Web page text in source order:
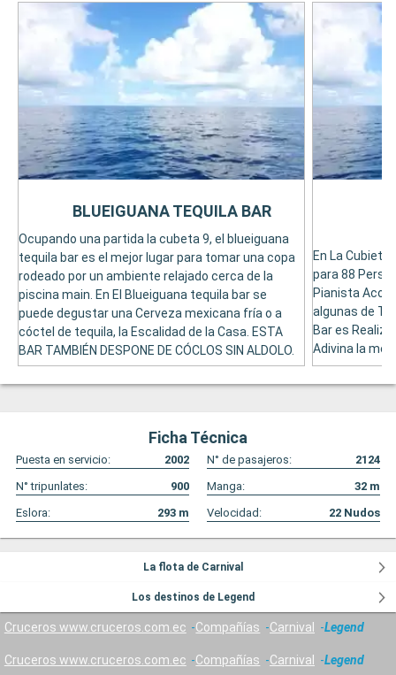
Ocupando una partida la cubeta 9, el blueiguana
tequila bar es el mejor lugar para tomar una copa
rodeado por un ambiente relajado cerca de la
piscina main. En El Blueiguana tequila bar se
puede degustar una Cerveza mexicana fría o a
cóctel de tequila, la Escalidad de la Casa. ESTA
BAR TAMBIÉN DESPONE DE CÓCLOS SIN ALDOLO.
BLUEIGUANA TEQUILA BAR
En La Cubieta
para 88
Pianista
algunas de
Bar es
Adivina la
Ficha Técnica
Puesta en servicio: 2002 N° de pasajeros:
2124
N° tripunlates:
900 Manga: 32 m
Eslora:
293 m Velocidad: 22 Nudos
La flota de Carnival
Los destinos de Legend
Cruceros www.cruceros.com.ec Compañías Carnival Legend
Cruceros www.cruceros.com.ec Compañías Carnival Legend